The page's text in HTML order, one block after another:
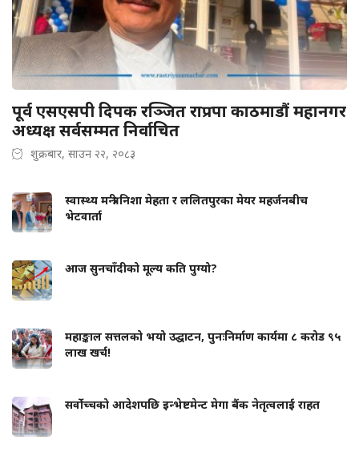
पूर्व एसएसपी दिपक रञ्जित राप्रपा काठमाडौं महानगर
अध्यक्ष सर्वसम्मत निर्वाचित
शुक्रबार, साउन २२, २०८३
स्वास्थ्य मन्त्री निशा मेहता र ललितपुरका मेयर महर्जनबीच
भेटवार्ता
आज सुनचाँदीको मूल्य कति पुग्यो?
महाङ्काल सत्तलको भयो उद्घाटन, पुनःनिर्माण कार्यमा ८ करोड ९५
लाख खर्च!
सर्वोच्चको आदेशपछि इन्भेष्टमेन्ट मेगा बैंक नेतृत्वलाई राहत